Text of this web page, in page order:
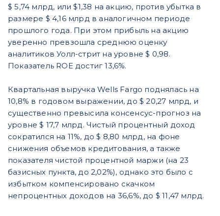
$ 5,74 млрд, или $1,38 на акцию, против убытка в
размере $ 4,16 млрд в аналогичном периоде
прошлого года. При этом прибыль на акцию
уверенно превзошла среднюю оценку
аналитиков Уолл-стрит на уровне $ 0,98.
Показатель ROE достиг 13,6%.
Квартальная выручка Wells Fargo поднялась на
10,8% в годовом выражении, до $ 20,27 млрд, и
существенно превысила консенсус-прогноз на
уровне $ 17,7 млрд. Чистый процентный доход
сократился на 11%, до $ 8,80 млрд, на фоне
снижения объемов кредитования, а также
показателя чистой процентной маржи (на 23
базисных пункта, до 2,02%), однако это было с
избытком компенсировано скачком
непроцентных доходов на 36,6%, до $ 11,47 млрд.